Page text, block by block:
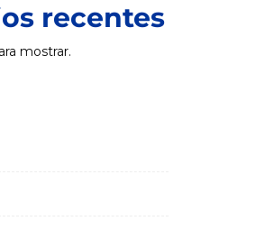
recentes
mostrar.